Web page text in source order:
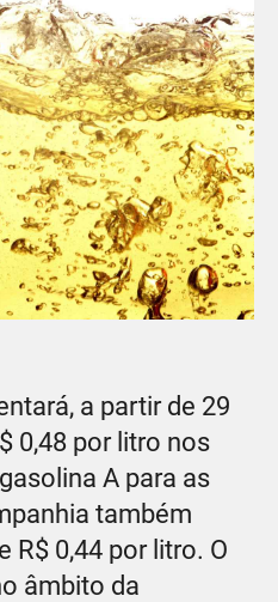
a partir de 29
0,48 por litro nos
A para as
também
R$ 0,44 por litro. O
âmbito da